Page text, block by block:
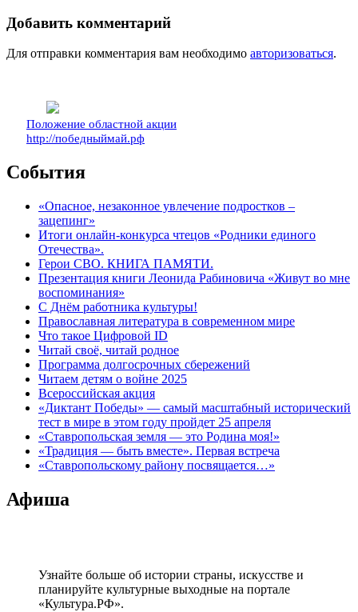
Добавить комментарий
Для отправки комментария вам необходимо авторизоваться.
Положение областной акции
http://победныймай.рф
События
«Опасное, незаконное увлечение подростков –
зацепинг»
Итоги онлайн-конкурса чтецов «Родники единого
Отечества».
Герои СВО. КНИГА ПАМЯТИ.
Презентация книги Леонида Рабиновича «Живут во мне
воспоминания»
С Днём работника культуры!
Православная литература в современном мире
Что такое Цифровой ID
Читай своё, читай родное
Программа долгосрочных сбережений
Читаем детям о войне 2025
Всероссийская акция
«Диктант Победы» — самый масштабный исторический
тест в мире в этом году пройдет 25 апреля
«Ставропольская земля — это Родина моя!»
«Традиция — быть вместе». Первая встреча
«Ставропольскому району посвящается…»
Афиша
Узнайте больше об истории страны, искусстве и
планируйте культурные выходные на портале
«Культура.РФ».